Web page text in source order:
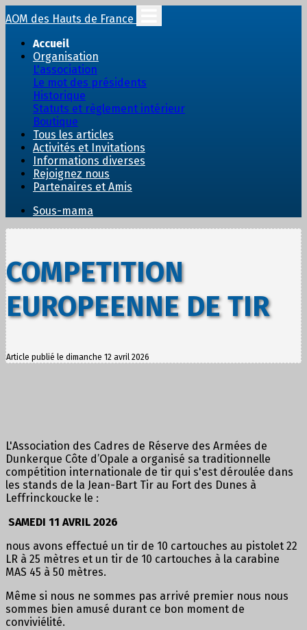
AOM des Hauts de France
Accueil
Organisation
L'association
Le mot des présidents
Historique
Statuts et règlement intérieur
Boutique
Tous les articles
Activités et Invitations
Informations diverses
Rejoignez nous
Partenaires et Amis
Sous-mama
COMPETITION
EUROPEENNE DE TIR
Article publié le dimanche 12 avril 2026
L'Association des Cadres de Réserve des Armées de
Dunkerque Côte d’Opale a organisé sa traditionnelle
compétition internationale de tir qui s'est déroulée dans
les stands de la Jean-Bart Tir au Fort des Dunes à
Leffrinckoucke le :
SAMEDI 11 AVRIL 2026
nous avons effectué un tir de 10 cartouches au pistolet 22
LR à 25 mètres et un tir de 10 cartouches à la carabine
MAS 45 à 50 mètres.
Même si nous ne sommes pas arrivé premier nous nous
sommes bien amusé durant ce bon moment de
conviviélité.